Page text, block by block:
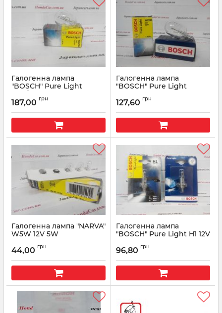
Галогенна лампа
"BOSCH" Pure Light
W21/5W 12V 21W
Артикул: 1987302252
187,00 грн
Галогенна лампа
"BOSCH" Pure Light
Артикул: W21W12V21W
127,60 грн
Галогенна лампа "NARVA"
W5W 12V 5W
44,00 грн
Галогенна лампа
"BOSCH" Pure Light H1 12V
Артикул: H112V55W
96,80 грн